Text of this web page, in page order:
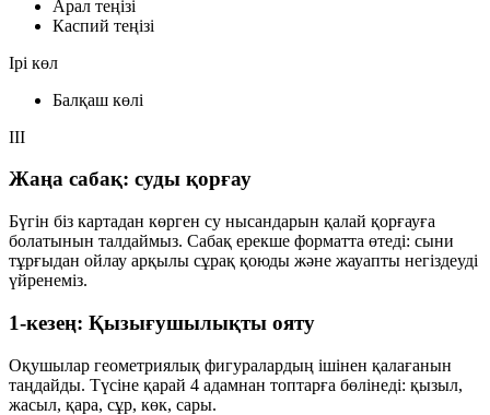
Арал теңізі
Каспий теңізі
Ірі көл
Балқаш көлі
III
Жаңа сабақ: суды қорғау
Бүгін біз картадан көрген су нысандарын қалай қорғауға
болатынын талдаймыз. Сабақ ерекше форматта өтеді: сыни
тұрғыдан ойлау арқылы сұрақ қоюды және жауапты негіздеуді
үйренеміз.
1-кезең: Қызығушылықты ояту
Оқушылар геометриялық фигуралардың ішінен қалағанын
таңдайды. Түсіне қарай 4 адамнан топтарға бөлінеді: қызыл,
жасыл, қара, сұр, көк, сары.